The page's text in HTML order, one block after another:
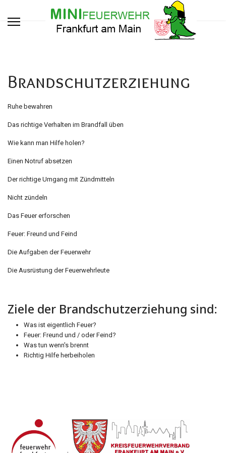
Brandschutzerziehung
Ruhe bewahren
Das richtige Verhalten im Brandfall üben
Wie kann man Hilfe holen?
Einen Notruf absetzen
Der richtige Umgang mit Zündmitteln
Nicht zündeln
Das Feuer erforschen
Feuer: Freund und Feind
Die Aufgaben der Feuerwehr
Die Ausrüstung der Feuerwehrleute
Ziele der Brandschutzerziehung sind:
Was ist eigentlich Feuer?
Feuer: Freund und / oder Feind?
Was tun wenn's brennt
Richtig Hilfe herbeiholen